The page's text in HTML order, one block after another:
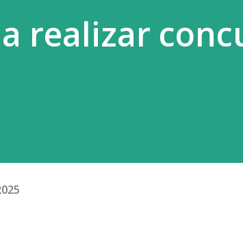
realizar